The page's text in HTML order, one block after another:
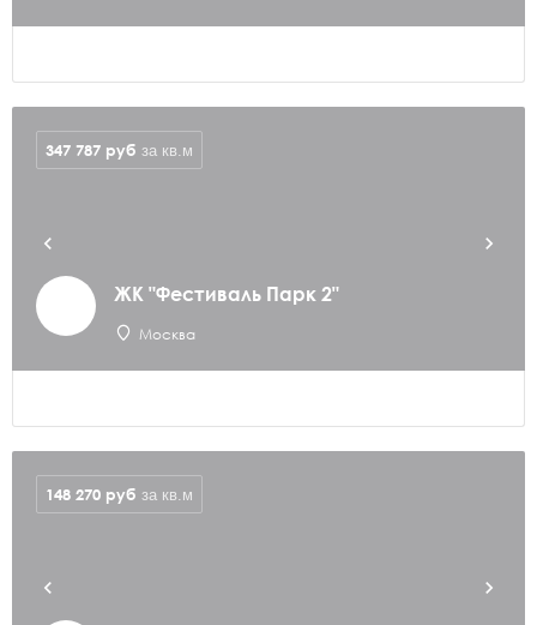
ЖК "Фестиваль Парк 2"
Москва
347 787 руб за кв.м
148 270 руб за кв.м